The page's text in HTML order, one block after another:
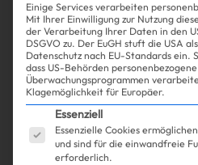
Einige Services verarbeiten
Mit Ihrer Einwilligung zur Nutzung
der Verarbeitung Ihrer Daten in den
DSGVO zu. Der EuGH stuft die USA
Datenschutz nach EU-Standards ein.
dass US-Behörden
Überwachungsprogrammen
Klagemöglichkeit für Europäer.
Es folgt eine Liste der
Essenziell
Essenzielle Cookies
und sind für die einwandfreie
erforderlich.